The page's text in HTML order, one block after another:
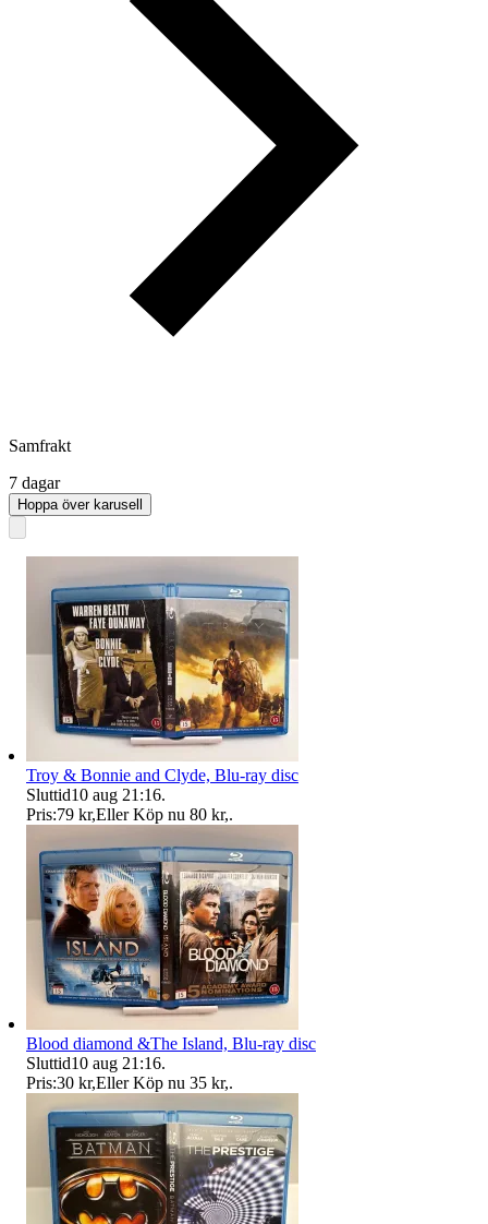
Samfrakt
7 dagar
Hoppa över karusell
Troy & Bonnie and Clyde, Blu-ray disc
Sluttid10 aug 21:16.
Pris:79 kr,Eller Köp nu 80 kr,.
Blood diamond &The Island, Blu-ray disc
Sluttid10 aug 21:16.
Pris:30 kr,Eller Köp nu 35 kr,.